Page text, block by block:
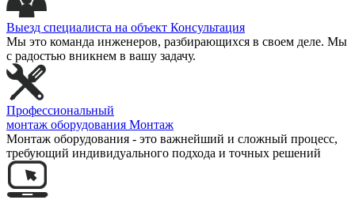
Выезд специалиста на объект Консультация
Мы это команда инженеров, разбирающихся в своем деле. Мы
с радостью вникнем в вашу задачу.
Профессиональный
монтаж оборудования Монтаж
Монтаж оборудования - это важнейший и сложный процесс,
требующий индивидуального подхода и точных решений